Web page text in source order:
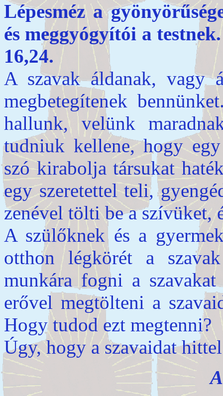
Lépesméz a
és meggyógyítói a
16,24.
A szavak áldanak, vagy
megbetegítenek
hallunk, velünk
tudniuk kellene, hogy
szó kirabolja társukat
egy szeretettel teli,
zenével tölti be a szívüket,
A szülőknek és a
otthon légkörét a
munkára fogni a
erővel megtölteni a
Hogy tudod ezt megtenni?
Úgy, hogy a szavaidat